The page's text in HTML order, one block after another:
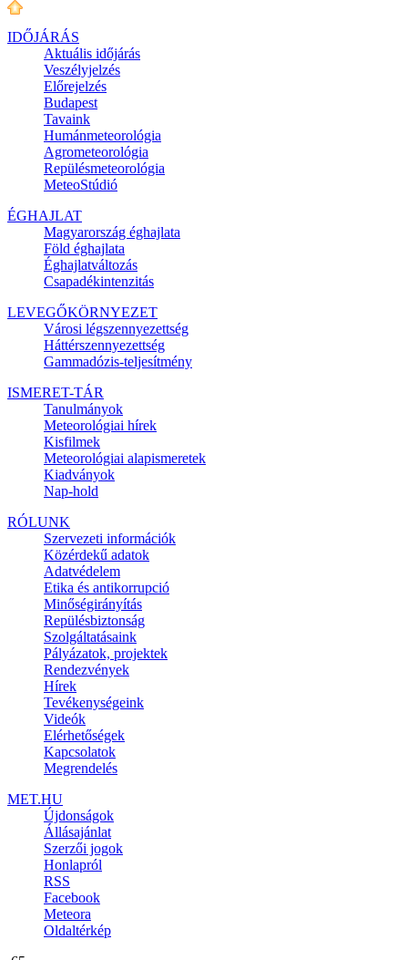
IDŐJÁRÁS
Aktuális időjárás
Veszélyjelzés
Előrejelzés
Budapest
Tavaink
Humánmeteorológia
Agrometeorológia
Repülésmeteorológia
MeteoStúdió
ÉGHAJLAT
Magyarország éghajlata
Föld éghajlata
Éghajlatváltozás
Csapadékintenzitás
LEVEGŐKÖRNYEZET
Városi légszennyezettség
Háttérszennyezettség
Gammadózis-teljesítmény
ISMERET-TÁR
Tanulmányok
Meteorológiai hírek
Kisfilmek
Meteorológiai alapismeretek
Kiadványok
Nap-hold
RÓLUNK
Szervezeti információk
Közérdekű adatok
Adatvédelem
Etika és antikorrupció
Minőségirányítás
Repülésbiztonság
Szolgáltatásaink
Pályázatok, projektek
Rendezvények
Hírek
Tevékenységeink
Videók
Elérhetőségek
Kapcsolatok
Megrendelés
MET.HU
Újdonságok
Állásajánlat
Szerzői jogok
Honlapról
RSS
Facebook
Meteora
Oldaltérkép